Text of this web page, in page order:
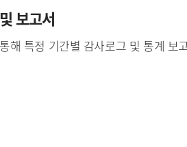
보고서
해 특정 기간별 감사로그 및 통계 보